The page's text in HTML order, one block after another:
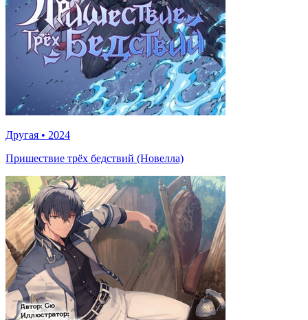
Другая • 2024
Пришествие трёх бедствий (Новелла)